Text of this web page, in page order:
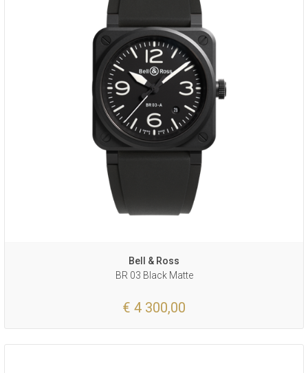
Bell & Ross
BR 03 Black Matte
€ 4 300,00